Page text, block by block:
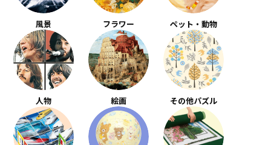
風景 フラワー ペット・動物
人物 絵画 その他パズル